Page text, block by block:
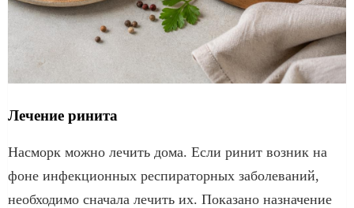
Лечение ринита
Насморк можно лечить дома. Если ринит возник на
фоне инфекционных респираторных заболеваний,
необходимо сначала лечить их. Показано назначение